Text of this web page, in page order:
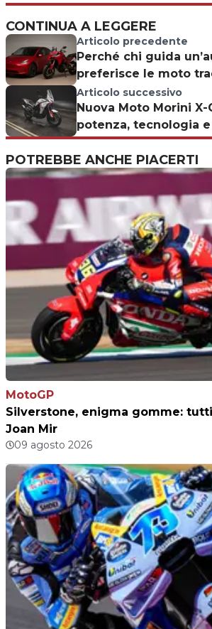
CONTINUA A LEGGERE
Articolo precedente
Perché chi guida
preferisce le moto
Articolo successivo
Nuova Moto Morini X-
potenza, tecnologia
POTREBBE ANCHE PIACERTI
MotoGP
Silverstone, enigma gomme:
Joan Mir
09 agosto 2026